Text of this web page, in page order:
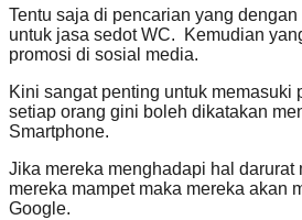
Tentu saja di pencarian yang dengan
untuk jasa sedot WC. Kemudian
promosi di sosial media.
Kini sangat penting untuk memasuki
setiap orang gini boleh dikatakan
Smartphone.
Jika mereka menghadapi hal darurat
mereka mampet maka mereka akan
Google.